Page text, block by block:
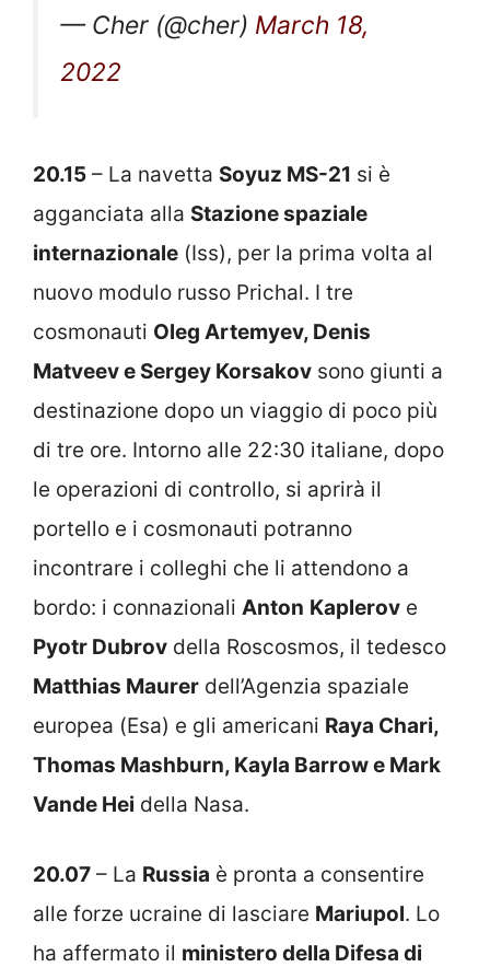
— Cher (@cher) March 18,
2022
20.15 – La navetta Soyuz MS-21 si è
agganciata alla Stazione spaziale
internazionale (Iss), per la prima volta al
nuovo modulo russo Prichal. I tre
cosmonauti Oleg Artemyev, Denis
Matveev e Sergey Korsakov sono giunti a
destinazione dopo un viaggio di poco più
di tre ore. Intorno alle 22:30 italiane, dopo
le operazioni di controllo, si aprirà il
portello e i cosmonauti potranno
incontrare i colleghi che li attendono a
bordo: i connazionali Anton Kaplerov e
Pyotr Dubrov della Roscosmos, il tedesco
Matthias Maurer dell’Agenzia spaziale
europea (Esa) e gli americani Raya Chari,
Thomas Mashburn, Kayla Barrow e Mark
Vande Hei della Nasa.
20.07 – La Russia è pronta a consentire
alle forze ucraine di lasciare Mariupol. Lo
ha affermato il ministero della Difesa di